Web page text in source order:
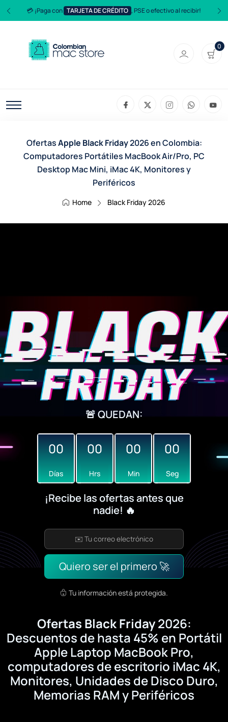
💳 ¡Paga con TARJETA DE CRÉDITO , PSE o efectivo al recibir!
0
OfertasApple Black Friday2026 en Colombia:
Computadores Portátiles MacBook Air/Pro, PC
Desktop Mac Mini, iMac 4K, Monitores y
Periféricos
Home Black Friday 2026
🚨 QUEDAN:
00
Días
00
Hrs
00
Min
00
Seg
¡Recibe las ofertas antes que
nadie! 🔥
Quiero ser el primero 🚀
Tu información está protegida.
Ofertas Black Friday2026:
Descuentos de hasta 45% en Portátil
Apple Laptop MacBook Pro,
computadores de escritorio iMac 4K,
Monitores, Unidades de Disco Duro,
Memorias RAM y Periféricos